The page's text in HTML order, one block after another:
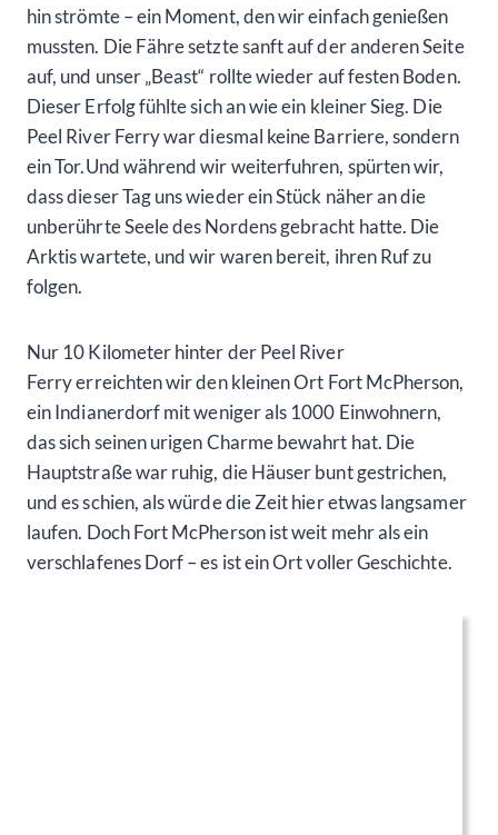
hin strömte – ein Moment, den wir einfach genießen
mussten. Die Fähre setzte sanft auf der anderen Seite
auf, und unser „Beast“ rollte wieder auf festen Boden.
Dieser Erfolg fühlte sich an wie ein kleiner Sieg. Die
Peel River Ferry war diesmal keine Barriere, sondern
ein Tor.Und während wir weiterfuhren, spürten wir,
dass dieser Tag uns wieder ein Stück näher an die
unberührte Seele des Nordens gebracht hatte. Die
Arktis wartete, und wir waren bereit, ihren Ruf zu
folgen.
Nur 10 Kilometer hinter der Peel River
Ferry erreichten wir den kleinen Ort Fort McPherson,
ein Indianerdorf mit weniger als 1000 Einwohnern,
das sich seinen urigen Charme bewahrt hat. Die
Hauptstraße war ruhig, die Häuser bunt gestrichen,
und es schien, als würde die Zeit hier etwas langsamer
laufen. Doch Fort McPherson ist weit mehr als ein
verschlafenes Dorf – es ist ein Ort voller Geschichte.